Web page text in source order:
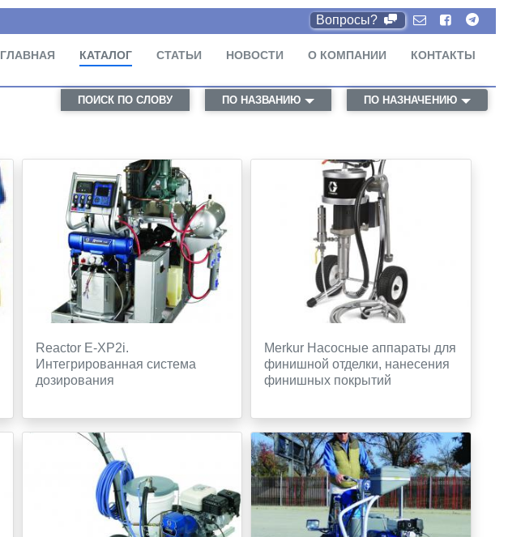
Вопросы?
ГЛАВНАЯ КАТАЛОГ СТАТЬИ НОВОСТИ О КОМПАНИИ КОНТАКТЫ
ПОИСК ПО СЛОВУ ПО НАЗВАНИЮ ПО НАЗНАЧЕНИЮ
Reactor E-XP2i.
Интегрированная система
дозирования
Merkur Насосные аппараты для
финишной отделки, нанесения
финишных покрытий